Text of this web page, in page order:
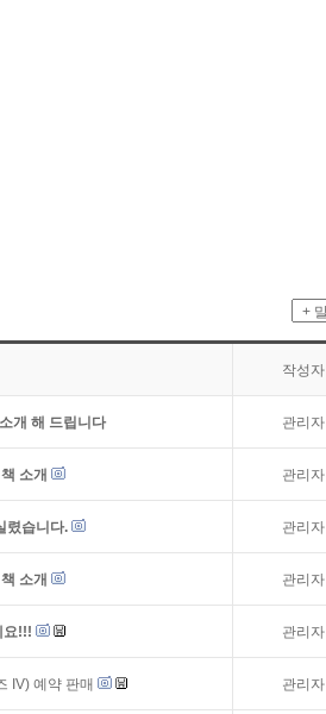
작성자
개 해 드립니다 관리자
소개 관리자
렸습니다. 관리자
소개 관리자
요!!! 관리자
IV) 예약 판매 관리자